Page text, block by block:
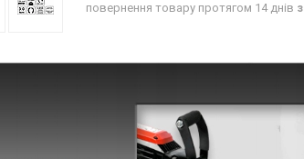
повернення товару протягом 14 днів